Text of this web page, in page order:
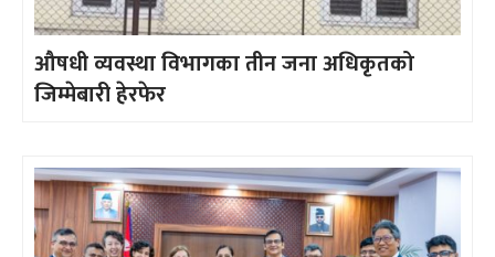
औषधी व्यवस्था विभागका तीन जना अधिकृतको
जिम्मेबारी हेरफेर